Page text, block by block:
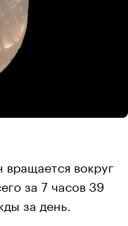
вокруг
за 7 часов 39
за день.